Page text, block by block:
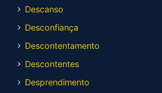
Descanso
Desconfiança
Descontentamento
Descontentes
Desprendimento